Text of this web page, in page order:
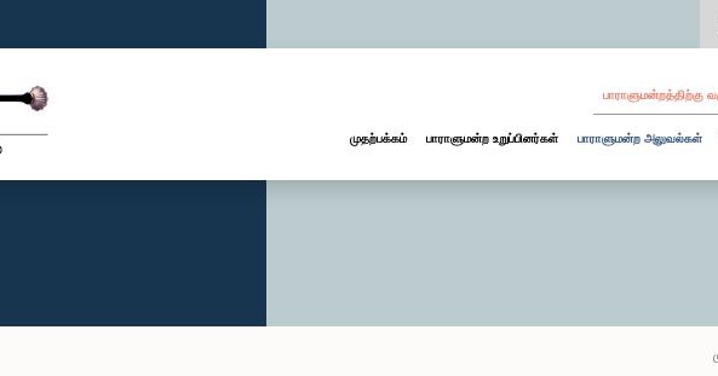
பாராளுமன்றத்திற்கு
முதற்பக்கம் பாராளுமன்ற உறுப்பினர்கள் பாராளுமன்ற அலுவல்கள்